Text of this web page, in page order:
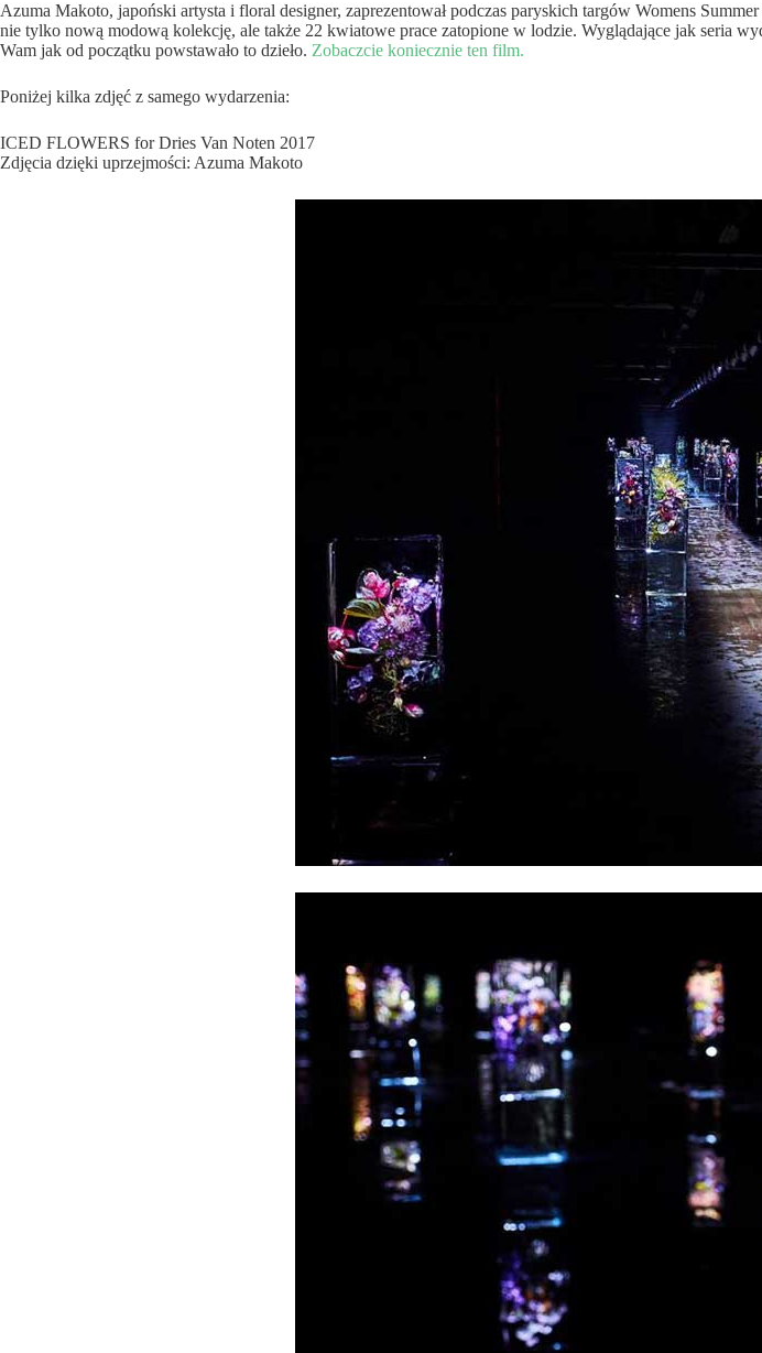
Azuma Makoto, japoński artysta i floral designer, zaprezentował podczas paryskich targów Womens
nie tylko nową modową kolekcję, ale także 22 kwiatowe prace zatopione w lodzie. Wyglądające jak seria
Wam jak od początku powstawało to dzieło. Zobaczcie koniecznie ten film.
Poniżej kilka zdjęć z samego wydarzenia:
ICED FLOWERS for Dries Van Noten 2017
Zdjęcia dzięki uprzejmości: Azuma Makoto